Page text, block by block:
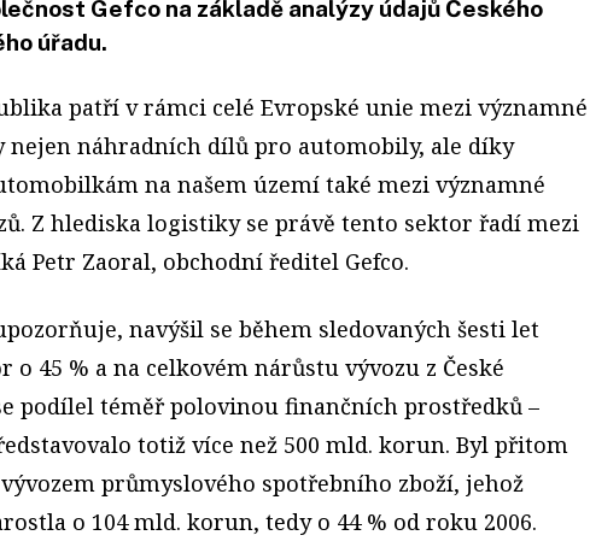
Gefco na základě analýzy údajů Českého
úřadu.
patří v rámci celé Evropské unie mezi významné
nejen náhradních dílů pro automobily, ale díky
na našem území také mezi významné
Z hlediska logistiky se právě tento sektor řadí mezi
Petr Zaoral, obchodní ředitel Gefco.
navýšil se během sledovaných šesti let
o 45 % a na celkovém nárůstu vývozu z České
podílel téměř polovinou finančních prostředků –
totiž více než 500 mld. korun. Byl přitom
průmyslového spotřebního zboží, jehož
o 104 mld. korun, tedy o 44 % od roku 2006.